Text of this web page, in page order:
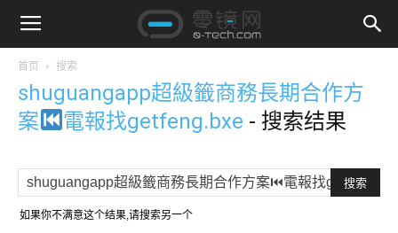
首页 搜索
shuguangapp超級籤商務長期合作方
案
電報找getfeng.bxe - 搜索结果
如果你不满意这个结果,请搜索另一个